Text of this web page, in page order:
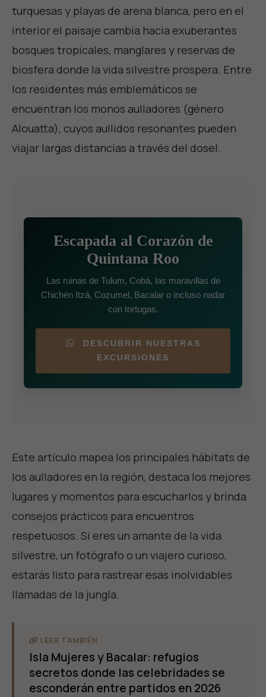
turquesas y playas de arena blanca, pero en el
interior el paisaje cambia hacia exuberantes
bosques tropicales, manglares y reservas de
biosfera donde la vida silvestre prospera. Entre
los residentes más emblemáticos se
encuentran los monos aulladores (género
Alouatta), cuyos aullidos resonantes pueden
viajar largas distancias a través del dosel.
Escapada al Corazón de
Quintana Roo
Las ruinas de Tulum, Cobá, las maravillas de
Chichén Itzá, Cozumel, Bacalar o incluso nadar
con tortugas.
DESCUBRIR NUESTRAS
EXCURSIONES
Este artículo mapea los principales hábitats de
los aulladores en la región, destaca los mejores
lugares y momentos para escucharlos y brinda
consejos prácticos para encuentros
respetuosos. Si eres un amante de la vida
silvestre, un fotógrafo o un viajero curioso,
estarás listo para rastrear esas inolvidables
llamadas de la jungla.
LEER TAMBIÉN
Isla Mujeres y Bacalar: refugios
secretos donde las celebridades se
esconderán entre partidos en 2026